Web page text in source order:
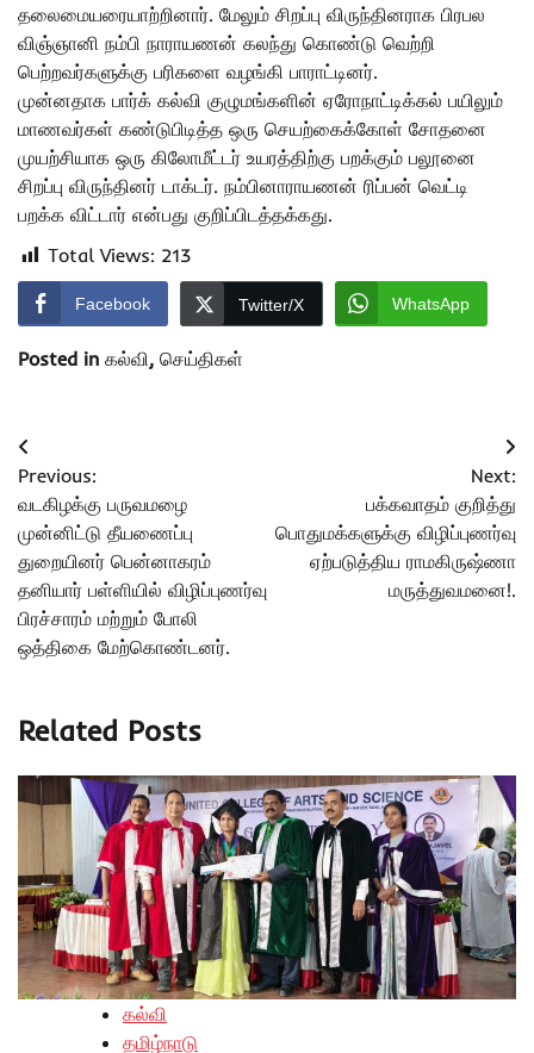
தலைமையரையாற்றினார். மேலும் சிறப்பு விருந்தினராக பிரபல
விஞ்ஞானி நம்பி நாராயணன் கலந்து கொண்டு வெற்றி
பெற்றவர்களுக்கு பரிகளை வழங்கி பாராட்டினர்.
முன்னதாக பார்க் கல்வி குழுமங்களின் ஏரோநாட்டிக்கல் பயிலும்
மாணவர்கள் கண்டுபிடித்த ஒரு செயற்கைக்கோள் சோதனை
முயற்சியாக ஒரு கிலோமீட்டர் உயரத்திற்கு பறக்கும் பலூனை
சிறப்பு விருந்தினர் டாக்டர். நம்பினாராயணன் ரிப்பன் வெட்டி
பறக்க விட்டார் என்பது குறிப்பிடத்தக்கது.
Total Views: 213
Facebook Twitter/X WhatsApp
Posted in கல்வி, செய்திகள்
Post
navigation
Previous:
வடகிழக்கு பருவமழை
முன்னிட்டு தீயணைப்பு
துறையினர் பென்னாகரம்
தனியார் பள்ளியில் விழிப்புணர்வு
பிரச்சாரம் மற்றும் போலி
ஒத்திகை மேற்கொண்டனர்.
Next:
பக்கவாதம் குறித்து
பொதுமக்களுக்கு விழிப்புணர்வு
ஏற்படுத்திய ராமகிருஷ்ணா
மருத்துவமனை!.
Related Posts
கல்வி
தமிழ்நாடு